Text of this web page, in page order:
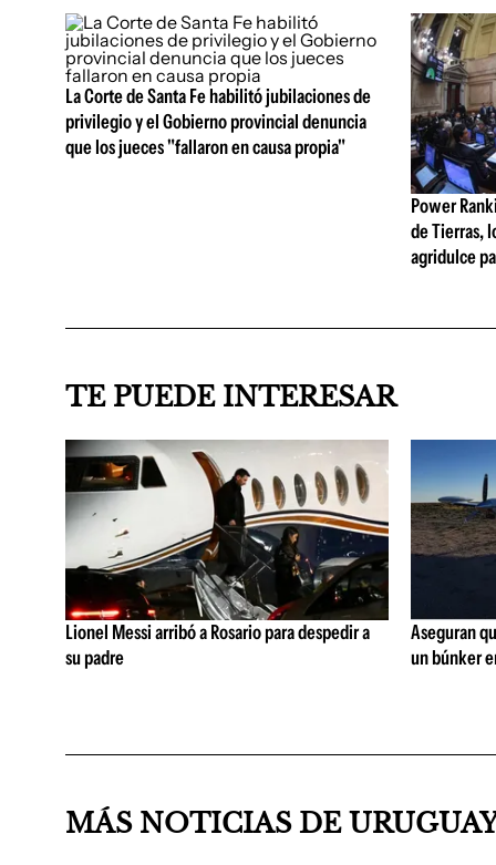
La Corte de Santa Fe habilitó jubilaciones de
privilegio y el Gobierno provincial denuncia
que los jueces "fallaron en causa propia"
Power
de Tierras,
agridulce
TE PUEDE INTERESAR
Lionel Messi arribó a Rosario para despedir a
su padre
Aseguran
un búnker
MÁS NOTICIAS DE